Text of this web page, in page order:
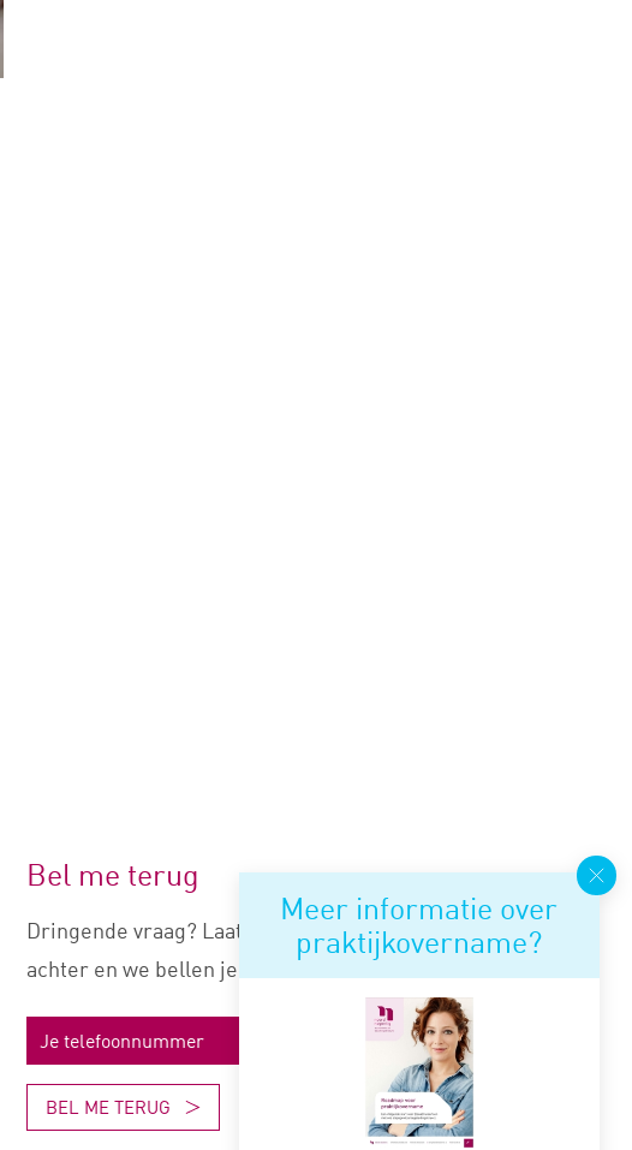
Meer informatie over
praktijkovername?
Bel me terug
Dringende vraag? Laat je nummer
achter en we bellen je snel terug.
BEL ME TERUG